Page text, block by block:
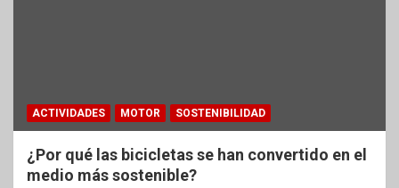
ACTIVIDADES MOTOR SOSTENIBILIDAD
¿Por qué las bicicletas se han convertido en el
medio más sostenible?